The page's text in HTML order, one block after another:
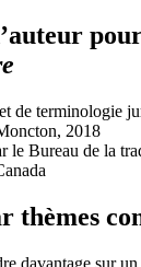
de terminologie
2018
le Bureau de la
thèmes
davantage sur